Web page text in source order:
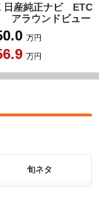
万円
万円
旬ネタ